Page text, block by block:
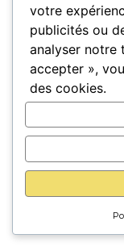
Accueil
Pour
© 2026 Trait
votre
publicités ou
analyser notre
accepter »,
des cookies.